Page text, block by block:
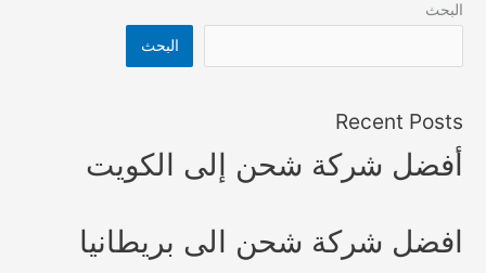
البحث
البحث
Recent Posts
أفضل شركة شحن إلى الكويت
افضل شركة شحن الى بريطانيا